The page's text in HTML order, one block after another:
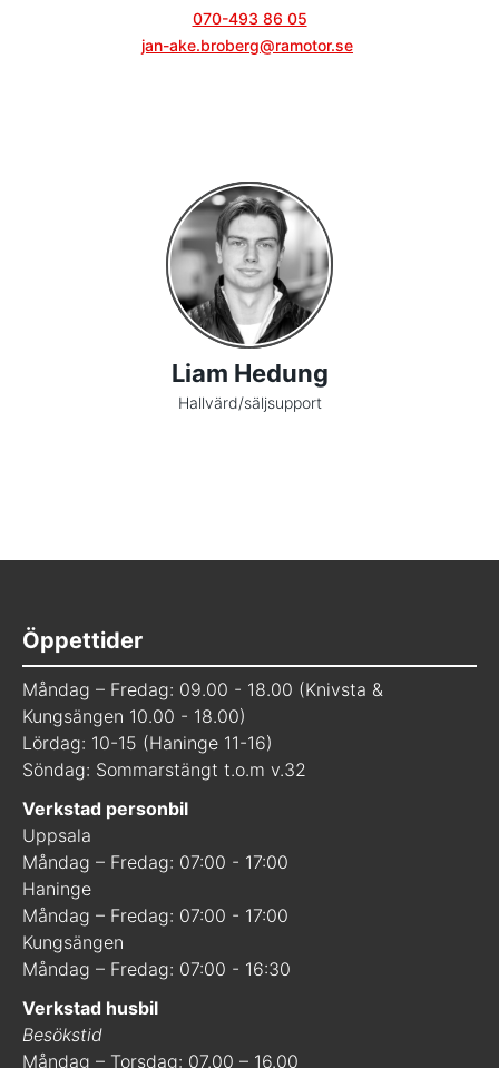
070-493 86 05
jan-ake.broberg@ramotor.se
Liam Hedung
Hallvärd/säljsupport
Öppettider
Måndag – Fredag: 09.00 - 18.00 (Knivsta &
Kungsängen 10.00 - 18.00)
Lördag: 10-15 (Haninge 11-16)
Söndag: Sommarstängt t.o.m v.32
Verkstad personbil
Uppsala
Måndag – Fredag: 07:00 - 17:00
Haninge
Måndag – Fredag: 07:00 - 17:00
Kungsängen
Måndag – Fredag: 07:00 - 16:30
Verkstad husbil
Besökstid
Måndag – Torsdag: 07.00 – 16.00